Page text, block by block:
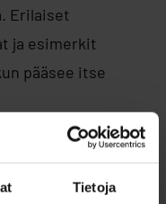
Tietoja
Erilaiset
ja esimerkit
pääsee itse